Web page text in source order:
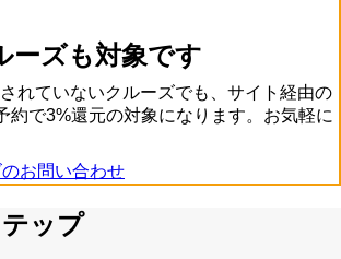
ーズも対象です
れていないクルーズでも、サイト経由の
で3%還元の対象になります。お気軽に
お問い合わせ
ップ